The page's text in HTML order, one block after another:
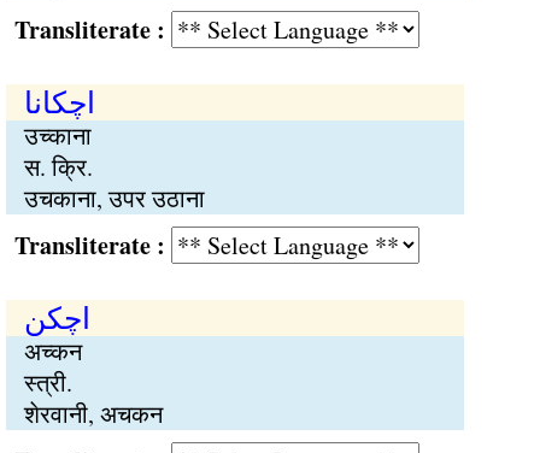
:
اچکانا
उच्काना
स. क्रि.
उचकाना, उपर उठाना
:
اچکن
अच्कन
स्त्री.
शेरवानी, अचकन